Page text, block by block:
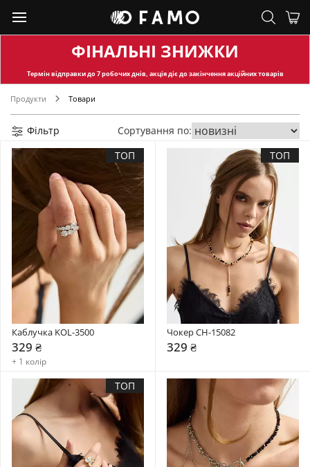
ФІНАЛЬНІ ЗНИЖКИ
Термін відправкидо 7 робочих днів, акція діє до закінчення акційних товарів
Продукти Товари
Фільтр
Сортування по:
ТОП
Каблучка KOL-3500
329 ₴
+ 1 колір
ТОП
Чокер CH-15082
329 ₴
ТОП